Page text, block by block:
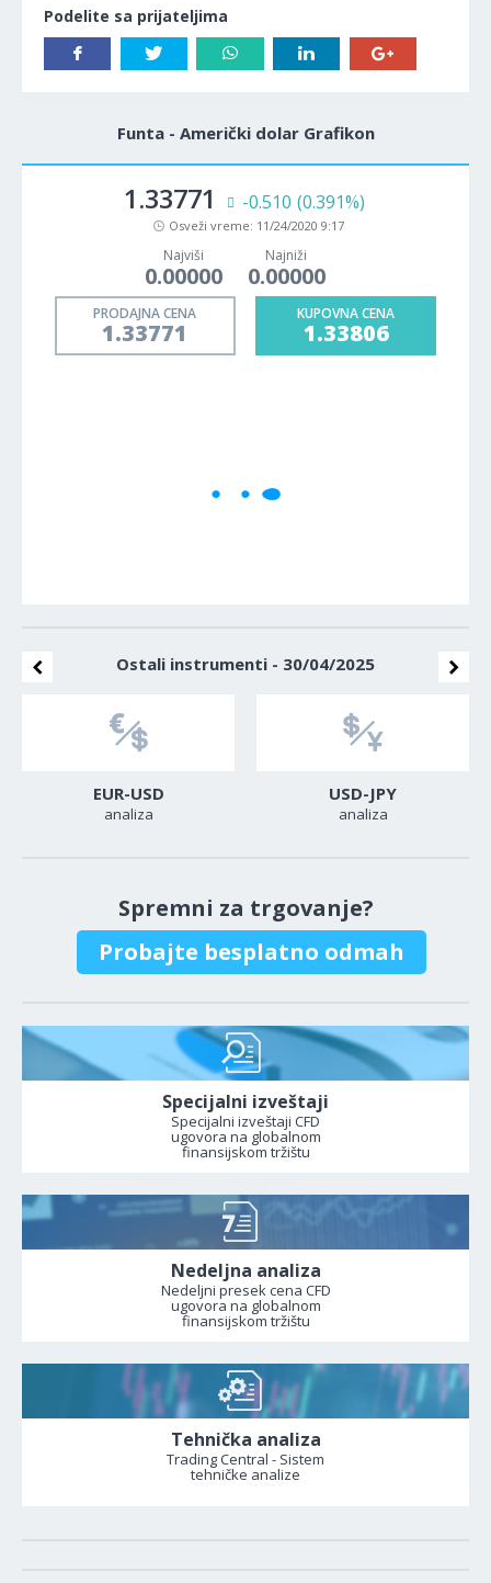
Podelite sa prijateljima
Funta - Američki dolar Grafikon
1.33771 -0.510 (0.391%)
Osveži vreme: 11/24/2020 9:17
Najviši
0.00000
Najniži
0.00000
PRODAJNA CENA
1.33771
KUPOVNA CENA
1.33806
Ostali instrumenti - 30/04/2025
EUR-USD
analiza
USD-JPY
analiza
Spremni za trgovanje?
Probajte besplatno odmah
Specijalni izveštaji
Specijalni izveštaji CFD
ugovora na globalnom
finansijskom tržištu
Nedeljna analiza
Nedeljni presek cena CFD
ugovora na globalnom
finansijskom tržištu
Tehnička analiza
Trading Central - Sistem
tehničke analize